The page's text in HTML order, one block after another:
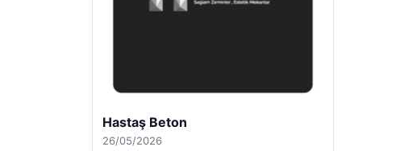
Hastaş Beton
26/05/2026